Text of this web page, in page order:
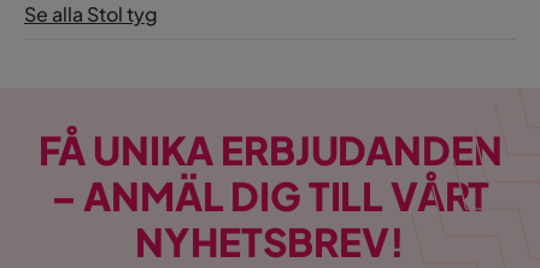
Se alla Stol tyg
FÅ UNIKA ERBJUDANDEN
– ANMÄL DIG TILL VÅRT
NYHETSBREV!